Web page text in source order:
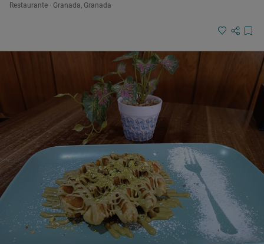
Restaurante · Granada, Granada